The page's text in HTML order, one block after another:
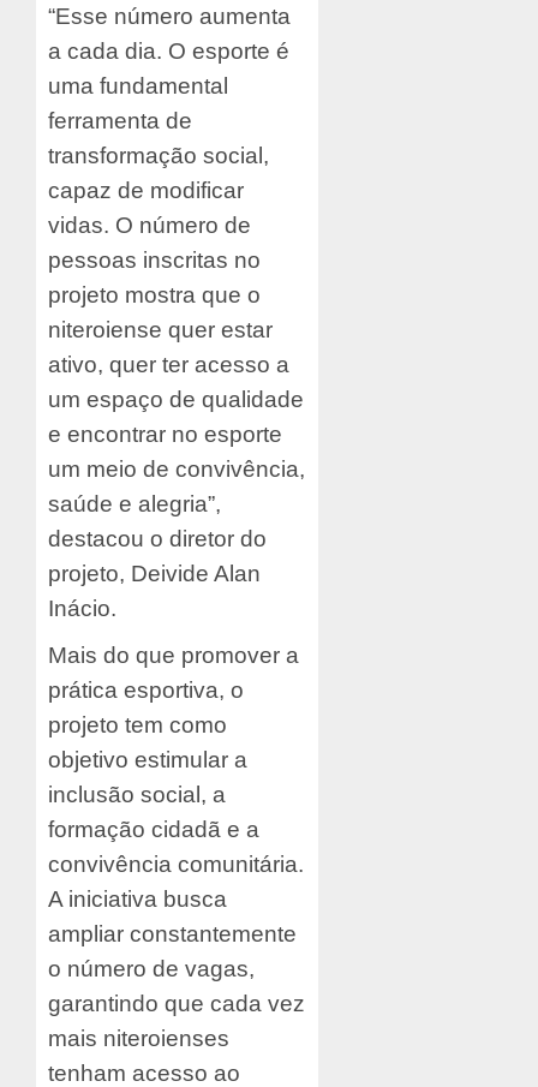
“Esse número aumenta
a cada dia. O esporte é
uma fundamental
ferramenta de
transformação social,
capaz de modificar
vidas. O número de
pessoas inscritas no
projeto mostra que o
niteroiense quer estar
ativo, quer ter acesso a
um espaço de qualidade
e encontrar no esporte
um meio de convivência,
saúde e alegria”,
destacou o diretor do
projeto, Deivide Alan
Inácio.
Mais do que promover a
prática esportiva, o
projeto tem como
objetivo estimular a
inclusão social, a
formação cidadã e a
convivência comunitária.
A iniciativa busca
ampliar constantemente
o número de vagas,
garantindo que cada vez
mais niteroienses
tenham acesso ao